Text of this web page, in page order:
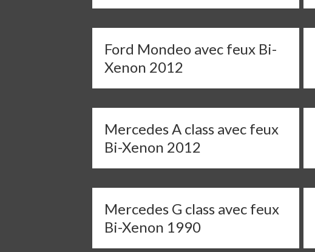
Ford Mondeo avec feux Bi-
Xenon 2012
Mercedes A class avec feux
Bi-Xenon 2012
Mercedes G class avec feux
Bi-Xenon 1990